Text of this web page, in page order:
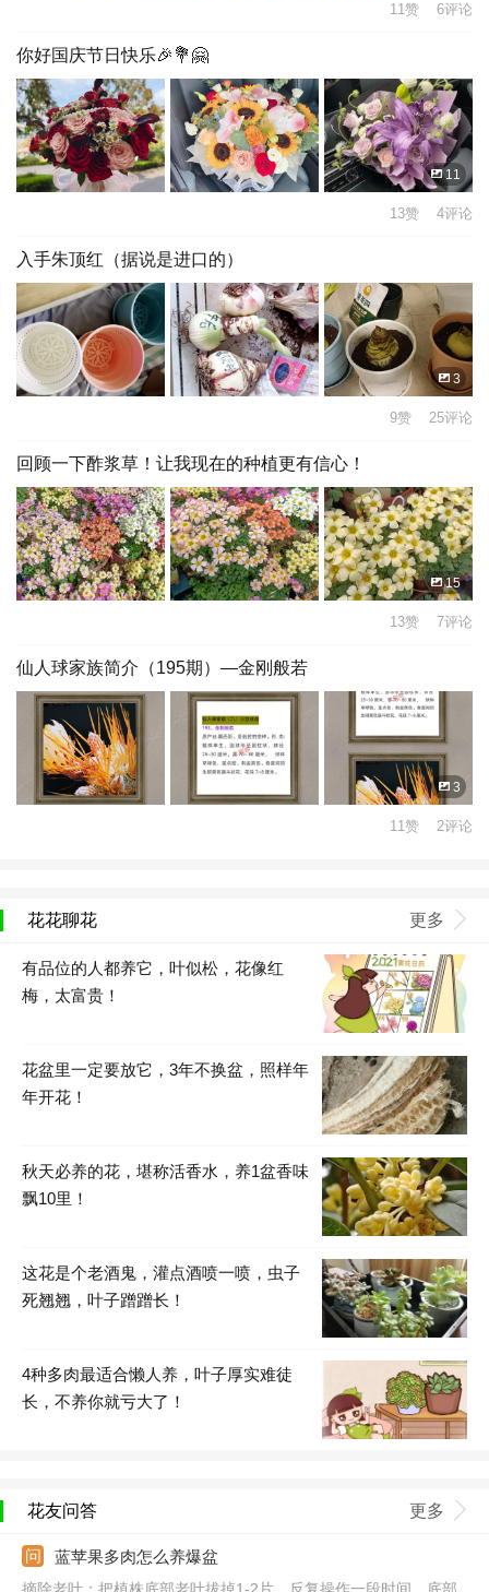
11赞 6评论
你好国庆节日快乐🎉💐🤗
11
13赞 4评论
入手朱顶红（据说是进口的）
3
9赞 25评论
回顾一下酢浆草！让我现在的种植更有信心！
15
13赞 7评论
仙人球家族简介（195期）—金刚般若
3
11赞 2评论
花花聊花 更多
有品位的人都养它，叶似松，花像红
梅，太富贵！
花盆里一定要放它，3年不换盆，照样年
年开花！
秋天必养的花，堪称活香水，养1盆香味
飘10里！
这花是个老酒鬼，灌点酒喷一喷，虫子
死翘翘，叶子蹭蹭长！
4种多肉最适合懒人养，叶子厚实难徒
长，不养你就亏大了！
花友问答 更多
蓝苹果多肉怎么养爆盆